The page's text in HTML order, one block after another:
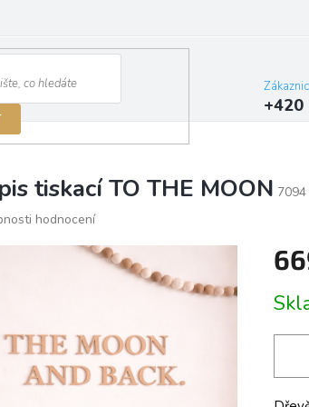
+420
tiskací TO THE MOON 7094
hodnocení
cena: